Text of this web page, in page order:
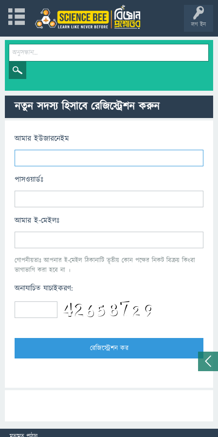
লগ ইন
নতুন সদস্য হিসাবে রেজিস্ট্রেশন করুন
আমার ইউজারনেইম
পাসওয়ার্ডঃ
আমার ই-মেইলঃ
গোপনীয়তাঃ আপনার ই-মেইল ঠিকানাটি তৃতীয় কোন পক্ষের নিকট বিক্রয় কিংবা
ভাগাভাগি করা হবে না ।
অনাযাচিত যাচাইকরণ: